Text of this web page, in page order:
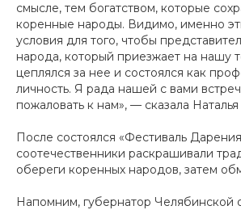
смысле, тем богатством, которые
коренные народы. Видимо, именно
условия для того, чтобы
народа, который приезжает на нашу
цеплялся за нее и состоялся как
личность. Я рада нашей с вами
пожаловать к нам», — сказала
После состоялся «Фестиваль
соотечественники раскрашивали
обереги коренных народов, затем
Напомним, губернатор Челябинской